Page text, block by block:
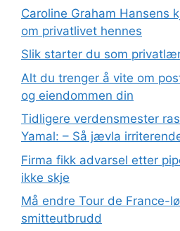
Caroline Graham Hansens
om privatlivet hennes
Slik starter du som
Alt du trenger å vite om
og eiendommen din
Tidligere verdensmester
Yamal: – Så jævla
Firma fikk advarsel etter
ikke skje
Må endre Tour de France-
smitteutbrudd